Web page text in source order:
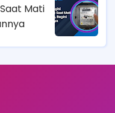
Mati